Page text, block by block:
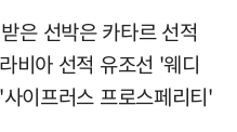
은 선박은 카타르 선적
비아 선적 유조선 '웨디
이프러스 프로스페리티'